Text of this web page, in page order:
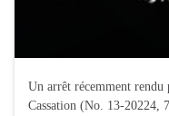
Un arrêt récemment rendu
Cassation (No. 13-20224,